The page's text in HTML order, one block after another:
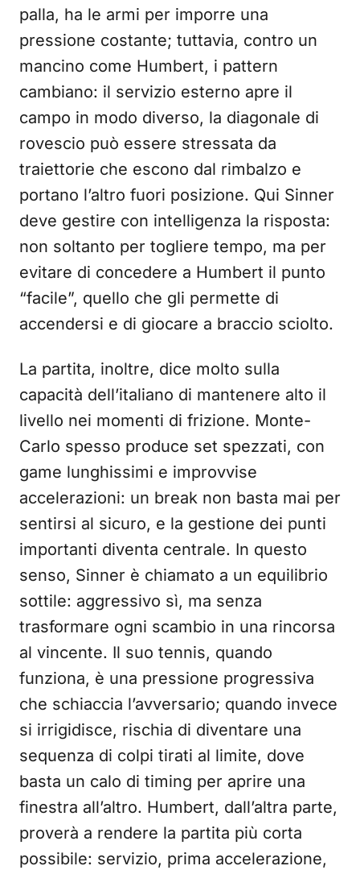
palla, ha le armi per imporre una
pressione costante; tuttavia, contro un
mancino come Humbert, i pattern
cambiano: il servizio esterno apre il
campo in modo diverso, la diagonale di
rovescio può essere stressata da
traiettorie che escono dal rimbalzo e
portano l’altro fuori posizione. Qui Sinner
deve gestire con intelligenza la risposta:
non soltanto per togliere tempo, ma per
evitare di concedere a Humbert il punto
“facile”, quello che gli permette di
accendersi e di giocare a braccio sciolto.
La partita, inoltre, dice molto sulla
capacità dell’italiano di mantenere alto il
livello nei momenti di frizione. Monte-
Carlo spesso produce set spezzati, con
game lunghissimi e improvvise
accelerazioni: un break non basta mai per
sentirsi al sicuro, e la gestione dei punti
importanti diventa centrale. In questo
senso, Sinner è chiamato a un equilibrio
sottile: aggressivo sì, ma senza
trasformare ogni scambio in una rincorsa
al vincente. Il suo tennis, quando
funziona, è una pressione progressiva
che schiaccia l’avversario; quando invece
si irrigidisce, rischia di diventare una
sequenza di colpi tirati al limite, dove
basta un calo di timing per aprire una
finestra all’altro. Humbert, dall’altra parte,
proverà a rendere la partita più corta
possibile: servizio, prima accelerazione,